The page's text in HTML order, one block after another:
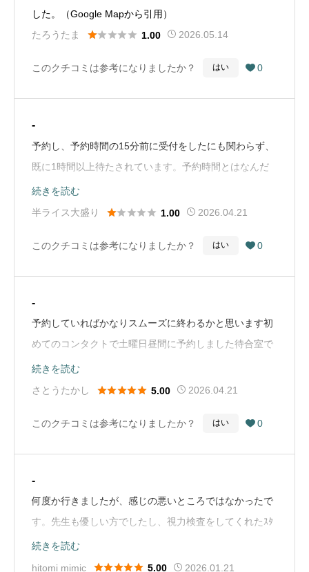
した。（Google Mapから引用）
たろうたま
 1.00 2026.05.14
このクチコミは参考になりましたか？ はい  0
-
予約し、予約時間の15分前に受付をしたにも関わらず、
既に1時間以上待たされています。予約時間とはなんだ
ったのか、事前に電話で終了見込み時間も聞いていたの
に全く意味がありません。周りのお客様もそのような感
（Google Mapから引用）
続きを読む
半ライス大盛り
 1.00 2026.04.21
このクチコミは参考になりましたか？ はい  0
-
予約していればかなりスムーズに終わるかと思います初
めてのコンタクトで土曜日昼間に予約しました待合室で
混雑していましたが1時間もかからず会計まで終わりま
した対応される方も先生も親切でよかったです（Google
続きを読む
さとうたかし
 5.00 2026.04.21
このクチコミは参考になりましたか？ はい  0
-
何度か行きましたが、感じの悪いところではなかったで
す。先生も優しい方でしたし、視力検査をしてくれたｽﾀ
ｯﾌの方たちも感じが良かったです。ただ人気があるため
か、ﾈｯﾄ予約したけど診察までに30分位待ちました(；´∀
続きを読む
hitomi mimic
 5.00 2026.01.21